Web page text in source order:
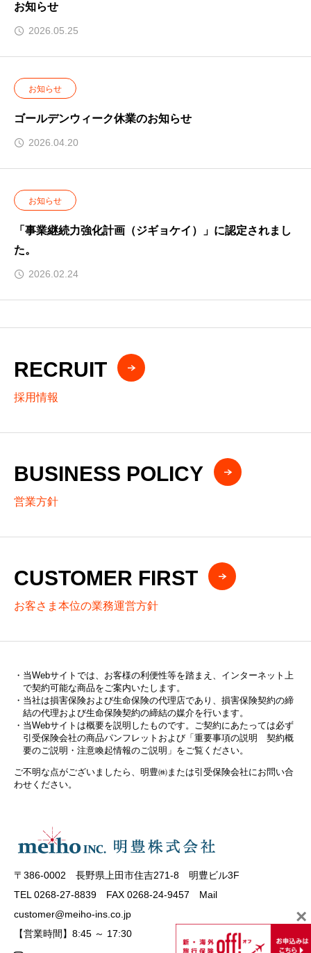
お知らせ
2026.05.25
お知らせ
ゴールデンウィーク休業のお知らせ
2026.04.20
お知らせ
「事業継続力強化計画（ジギョケイ）」に認定されまし
た。
2026.02.24
RECRUIT
採用情報
BUSINESS POLICY
営業方針
CUSTOMER FIRST
お客さま本位の業務運営方針
当Webサイトでは、お客様の利便性等を踏まえ、インターネット上
で契約可能な商品をご案内いたします。
当社は損害保険および生命保険の代理店であり、損害保険契約の締
結の代理および生命保険契約の締結の媒介を行います。
当Webサイトは概要を説明したものです。ご契約にあたっては必ず
引受保険会社の商品パンフレットおよび「重要事項の説明 契約概
要のご説明・注意喚起情報のご説明」をご覧ください。
ご不明な点がございましたら、明豊㈱または引受保険会社にお問い合
わせください。
〒386-0002 長野県上田市住吉271-8 明豊ビル3F
TEL 0268-27-8839 FAX 0268-24-9457 Mail
customer@meiho-ins.co.jp
【営業時間】8:45 ～ 17:30
×